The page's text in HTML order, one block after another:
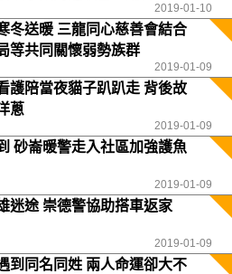
2019-01-10
冬送暖 三龍同心慈善會結合
等共同關懷弱勢族群
2019-01-09
護陪當夜貓子趴趴走 背後故
蔥
2019-01-09
砂崙暖警走入社區加強護魚
2019-01-09
迷途 崇德警協助搭車返家
2019-01-09
到同名同姓 兩人命運卻大不